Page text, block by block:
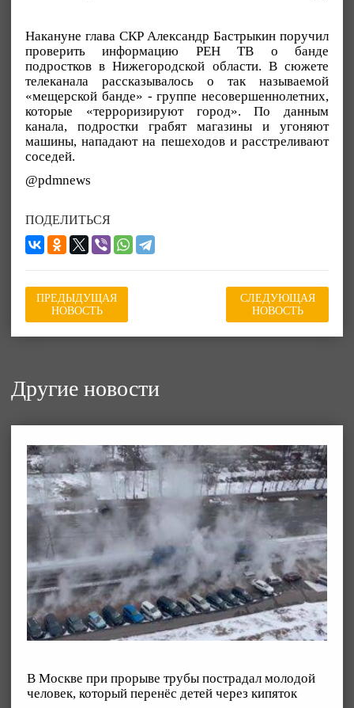
Накануне глава СКР Александр Бастрыкин поручил
проверить информацию РЕН ТВ о банде
подростков в Нижегородской области. В сюжете
телеканала рассказывалось о так называемой
«мещерской банде» - группе несовершеннолетних,
которые «терроризируют город». По данным
канала, подростки грабят магазины и угоняют
машины, нападают на пешеходов и расстреливают
соседей.
@pdmnews
ПОДЕЛИТЬСЯ
ПРЕДЫДУЩАЯ
НОВОСТЬ
СЛЕДУЮЩАЯ
НОВОСТЬ
Другие новости
В Москве при прорыве трубы пострадал молодой
человек, который перенёс детей через кипяток